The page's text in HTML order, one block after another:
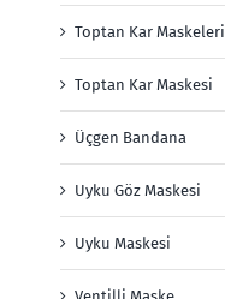
Toptan Kar Maskeleri
Toptan Kar Maskesi
Üçgen Bandana
Uyku Göz Maskesi
Uyku Maskesi